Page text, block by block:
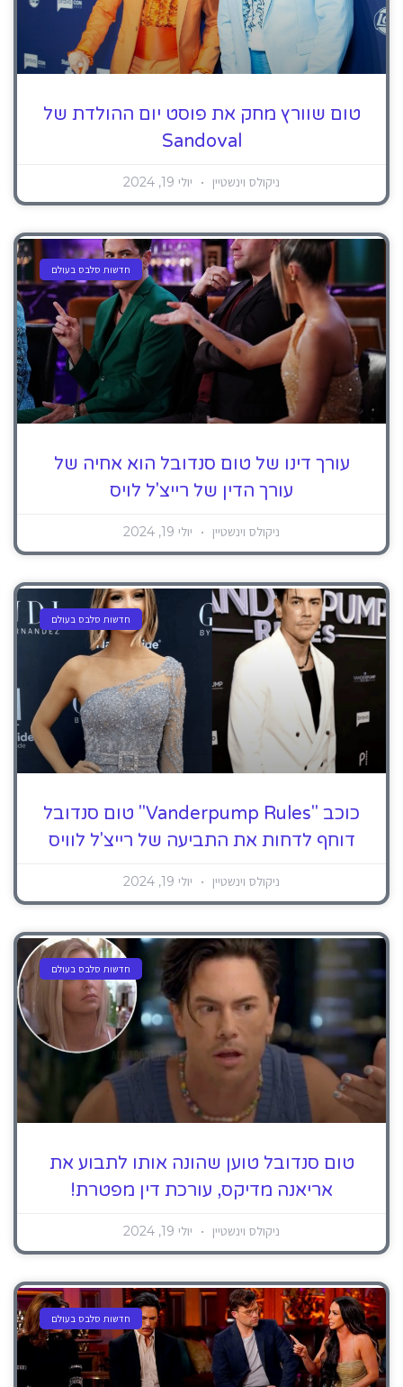
טום שוורץ מחק את פוסט יום ההולדת של
Sandoval
ניקולס וינשטיין יולי 19, 2024
חדשות סלבס בעולם
עורך דינו של טום סנדובל הוא אחיה של
עורך הדין של רייצ'ל לויס
ניקולס וינשטיין יולי 19, 2024
חדשות סלבס בעולם
כוכב "Vanderpump Rules" טום סנדובל
דוחף לדחות את התביעה של רייצ'ל לוויס
ניקולס וינשטיין יולי 19, 2024
חדשות סלבס בעולם
טום סנדובל טוען שהונה אותו לתבוע את
אריאנה מדיקס, עורכת דין מפטרת!
ניקולס וינשטיין יולי 19, 2024
חדשות סלבס בעולם